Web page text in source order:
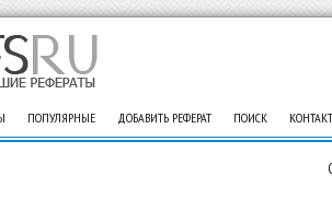
ПОПУЛЯРНЫЕ ДОБАВИТЬ РЕФЕРАТ ПОИСК